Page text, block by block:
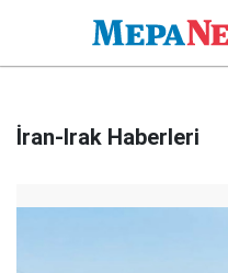
İran-Irak Haberleri